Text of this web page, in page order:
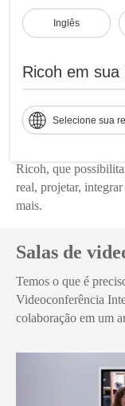
Inglês
Ricoh em sua
Selecione sua
Salas de
Ricoh, que
real, projetar,
mais.
Salas de
Temos o que é
Videoconferência
colaboração em um